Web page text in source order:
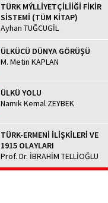
TÜRK MÝLLİYETÇİLİİĞİ FİKİR
SİSTEMİ (TÜM KİTAP)
Ayhan TUĞCUGİL
ÜLKÜCÜ DÜNYA GÖRÜŞÜ
M. Metin KAPLAN
ÜLKÜ YOLU
Namık Kemal ZEYBEK
TÜRK-ERMENİ İLİŞKİLERİ VE
1915 OLAYLARI
Prof. Dr. İBRAHİM TELLİOĞLU